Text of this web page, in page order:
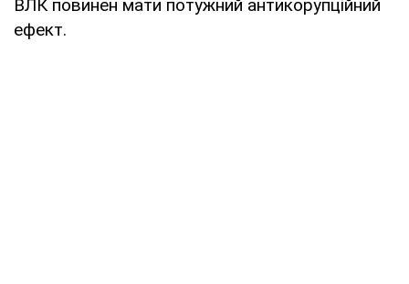
ВЛК повинен мати потужний антикорупційний
ефект.